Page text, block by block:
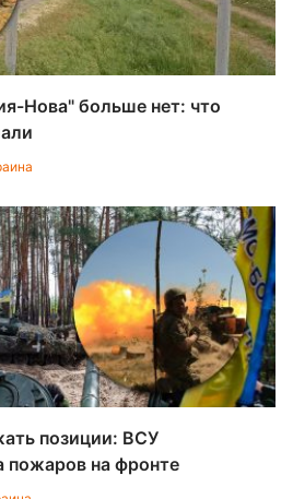
Нова" больше нет: что
позиции: ВСУ
пожаров на фронте